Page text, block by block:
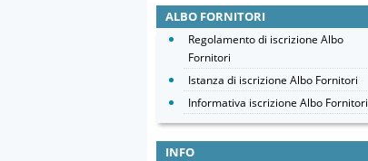
ALBO FORNITORI
Regolamento di iscrizione Albo
Fornitori
Istanza di iscrizione Albo Fornitori
Informativa iscrizione Albo Fornitori
INFO